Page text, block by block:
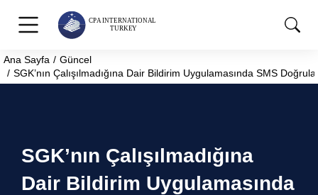
You are here:
Ana Sayfa
Güncel
SGK’nın Çalışılmadığına Dair Bildirim Uygulamasında SMS
SGK’nın Çalışılmadığına
Dair Bildirim Uygulamasında